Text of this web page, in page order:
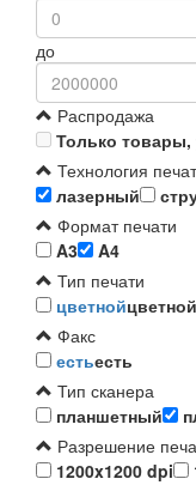
до
Распродажа
Только
Технология
лазерный
Формат печати
A3
A4
Тип печати
цветнойцветной
Факс
естьесть
Тип сканера
планшетный
Разрешение
1200x1200 dpi